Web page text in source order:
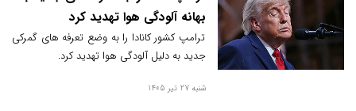
بهانه آلودگی هوا تهدید کرد
ترامپ کشور کانادا را به وضع تعرفه های گمرکی
جدید به دلیل آلودگی هوا تهدید کرد.
شنبه 27 تیر 1405